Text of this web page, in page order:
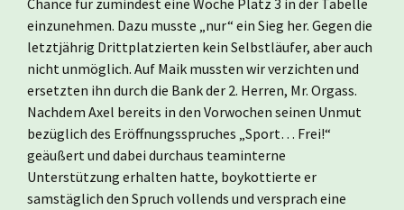
Chance für zumindest eine Woche Platz 3 in der Tabelle
einzunehmen. Dazu musste „nur“ ein Sieg her. Gegen die
letztjährig Drittplatzierten kein Selbstläufer, aber auch
nicht unmöglich. Auf Maik mussten wir verzichten und
ersetzten ihn durch die Bank der 2. Herren, Mr. Orgass.
Nachdem Axel bereits in den Vorwochen seinen Unmut
bezüglich des Eröffnungsspruches „Sport… Frei!“
geäußert und dabei durchaus teaminterne
Unterstützung erhalten hatte, boykottierte er
samstäglich den Spruch vollends und versprach eine